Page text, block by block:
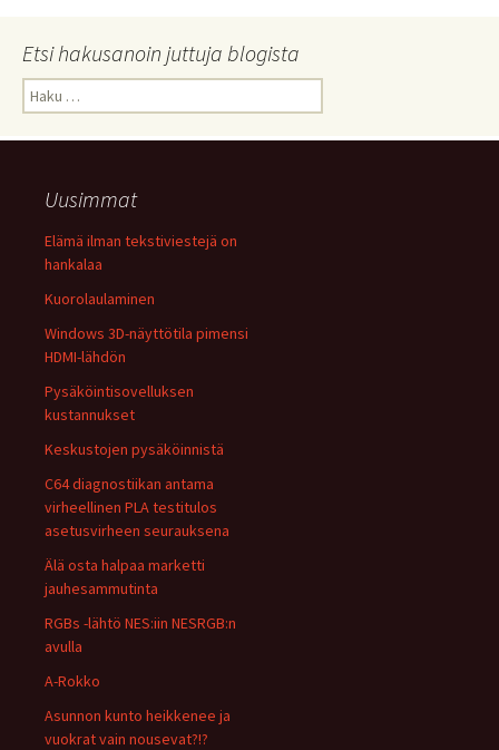
Etsi hakusanoin juttuja blogista
Haku:
Uusimmat
Elämä ilman tekstiviestejä on
hankalaa
Kuorolaulaminen
Windows 3D-näyttötila pimensi
HDMI-lähdön
Pysäköintisovelluksen
kustannukset
Keskustojen pysäköinnistä
C64 diagnostiikan antama
virheellinen PLA testitulos
asetusvirheen seurauksena
Älä osta halpaa marketti
jauhesammutinta
RGBs -lähtö NES:iin NESRGB:n
avulla
A-Rokko
Asunnon kunto heikkenee ja
vuokrat vain nousevat?!?